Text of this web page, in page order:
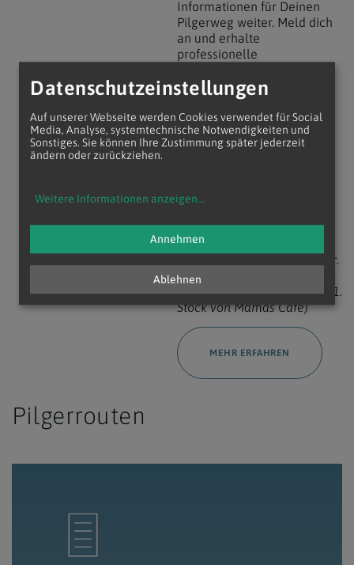
Informationen für Deinen
Pilgerweg weiter. Meld dich
an und erhalte
professionelle
nah.bar, Stephansplatz 6, in
Mamas Café.
Dauer: 30 Minunten
Kosten: freiwillige Spende
unter:
Die nah.bar - Servicestelle
der Erzdiözese Wien
Offen von MO-DO, 11-17 Uhr.
Stephansplatz 6, 1010 Wien.
(Durchgang Zwettlerhof im 1.
Stock von Mamas Cafe)
MEHR ERFAHREN
Pilgerrouten
Datenschutzeinstellungen
Auf unserer Webseite werden Cookies verwendet für Social
Media, Analyse, systemtechnische Notwendigkeiten und
Sonstiges. Sie können Ihre Zustimmung später jederzeit
ändern oder zurückziehen.
Weitere Informationen anzeigen...
Ablehnen
Annehmen